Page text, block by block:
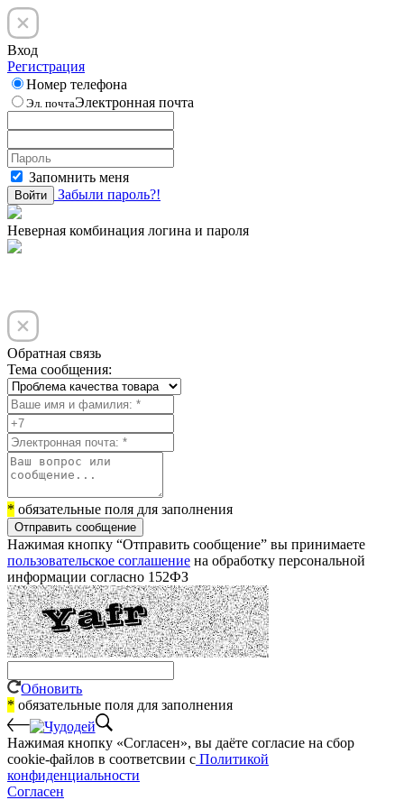
Вход
Регистрация
Номер телефона
Эл. почтаЭлектронная почта
Запомнить меня
Войти Забыли пароль?!
Неверная комбинация логина и пароля
Обратная связь
Тема сообщения:
* обязательные поля для заполнения
Отправить сообщение
Нажимая кнопку “Отправить сообщение” вы принимаете
пользовательское соглашение на обработку персональной
информации согласно 152ФЗ
Обновить
* обязательные поля для заполнения
Нажимая кнопку «Согласен», вы даёте cогласие на сбор
cookie-файлов в соответсвии с Политикой
конфиденциальности
Согласен